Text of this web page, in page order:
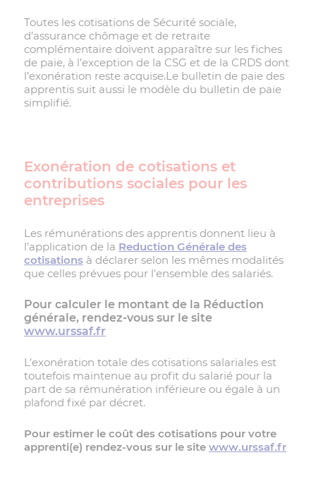
Toutes les cotisations de Sécurité sociale,
d’assurance chômage et de retraite
complémentaire doivent apparaître sur les fiches
de paie, à l’exception de la CSG et de la CRDS dont
l’exonération reste acquise.Le bulletin de paie des
apprentis suit aussi le modèle du bulletin de paie
simplifié.
Exonération de cotisations et
contributions sociales pour les
entreprises
Les rémunérations des apprentis donnent lieu à
l’application de la Reduction Générale des
cotisations à déclarer selon les mêmes modalités
que celles prévues pour l’ensemble des salariés.
Pour calculer le montant de la Réduction
générale, rendez-vous sur le site
www.urssaf.fr
L’exonération totale des cotisations salariales est
toutefois maintenue au profit du salarié pour la
part de sa rémunération inférieure ou égale à un
plafond fixé par décret.
Pour estimer le coût des cotisations pour votre
apprenti(e) rendez-vous sur le site www.urssaf.fr